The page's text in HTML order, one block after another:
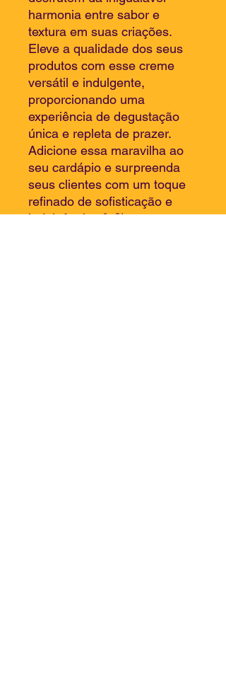
harmonia entre sabor e
textura em suas criações.
Eleve a qualidade dos seus
produtos com esse creme
versátil e indulgente,
proporcionando uma
experiência de degustação
única e repleta de prazer.
Adicione essa maravilha ao
seu cardápio e surpreenda
seus clientes com um toque
refinado de sofisticação e
indulgência. 🌰🍨